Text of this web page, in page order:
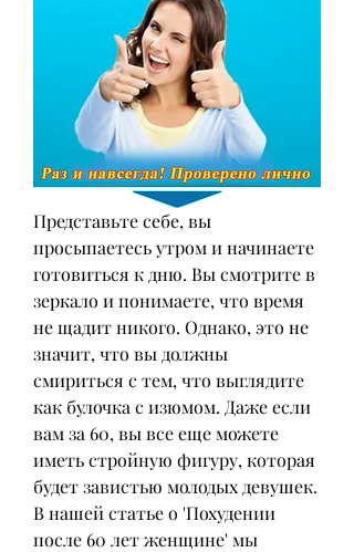
Представьте себе, вы
просыпаетесь утром и начинаете
готовиться к дню. Вы смотрите в
зеркало и понимаете, что время
не щадит никого. Однако, это не
значит, что вы должны
смириться с тем, что выглядите
как булочка с изюмом. Даже если
вам за 60, вы все еще можете
иметь стройную фигуру, которая
будет завистью молодых девушек.
В нашей статье о 'Похудении
после 60 лет женщине' мы